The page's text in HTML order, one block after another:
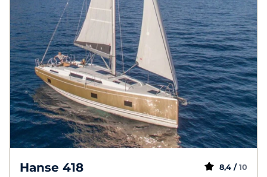
Hanse 418 8,4 / 10